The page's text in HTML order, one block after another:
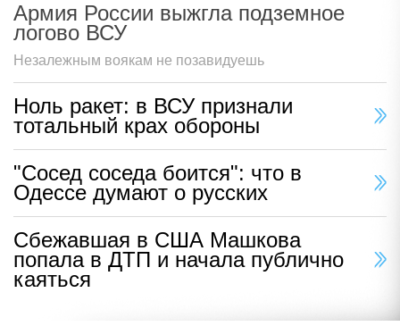
Армия России выжгла подземное
логово ВСУ
Незалежным воякам не позавидуешь
Ноль ракет: в ВСУ признали
тотальный крах обороны
"Сосед соседа боится": что в
Одессе думают о русских
Сбежавшая в США Машкова
попала в ДТП и начала публично
каяться